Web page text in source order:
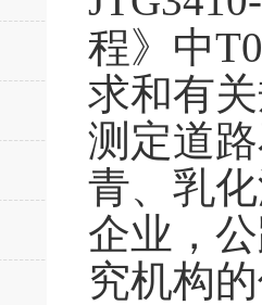
程》中
求和有
测定道
青、乳
企业，
究机构